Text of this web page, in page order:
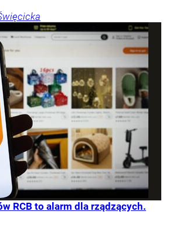
RCB to alarm dla rządzących.